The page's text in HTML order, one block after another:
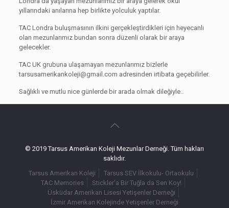
yıllarındaki anılarına hep birlikte yolculuk yaptılar.
TAC Londra buluşmasının ilkini gerçekleştirdikleri için heyecanlı
olan mezunlarımız bundan sonra düzenli olarak bir araya
gelecekler.
TAC UK grubuna ulaşamayan mezunlarımız bizlerle
tarsusamerikankoleji@gmail.com adresinden irtibata geçebilirler.
Sağlıklı ve mutlu nice günlerde bir arada olmak dileğiyle..
© 2019 Tarsus Amerikan Koleji Mezunlar Derneği. Tüm hakları
saklıdır.
Tarsus Amerikan Koleji
Tarsus SEV İlkokulu- Ortaokulu
TAC Memories
Stickler’a Bir Tuğla da Sen Koy!
Üsküdar Amerikan Lisesi Yetişenler Derneği
İzmir Amerikan Kolejinde Yetişenler Derneği